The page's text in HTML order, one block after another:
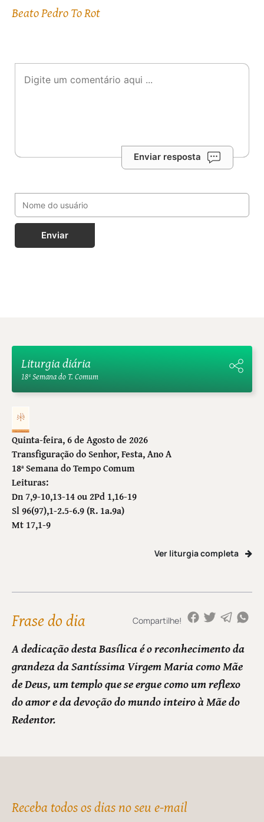
Beato Pedro To Rot
Enviar resposta
Enviar
Liturgia diária
18ª Semana do T. Comum
Quinta-feira, 6 de Agosto de 2026
Transfiguração do Senhor, Festa, Ano A
18ª Semana do Tempo Comum
Leituras:
Dn 7,9-10,13-14 ou 2Pd 1,16-19
Sl 96(97),1-2.5-6.9 (R. 1a.9a)
Mt 17,1-9
Ver liturgia completa
Frase do dia Compartilhe!
A dedicação desta Basílica é o reconhecimento da
grandeza da Santíssima Virgem Maria como Mãe
de Deus, um templo que se ergue como um reflexo
do amor e da devoção do mundo inteiro à Mãe do
Redentor.
Receba todos os dias no seu e-mail